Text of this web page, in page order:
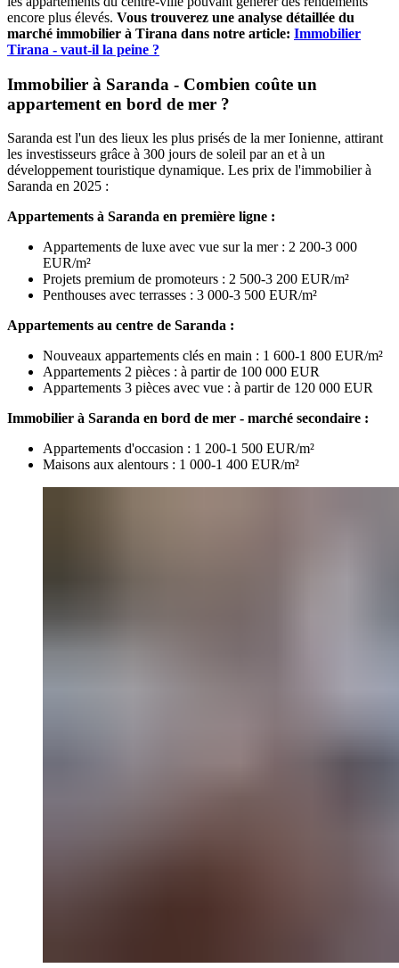
encore plus élevés. Vous trouverez une analyse détaillée du
marché immobilier à Tirana dans notre article: Immobilier
Tirana - vaut-il la peine ?
Immobilier à Saranda - Combien coûte un
appartement en bord de mer ?
Saranda est l'un des lieux les plus prisés de la mer Ionienne, attirant
les investisseurs grâce à 300 jours de soleil par an et à un
développement touristique dynamique. Les prix de l'immobilier à
Saranda en 2025 :
Appartements à Saranda en première ligne :
Appartements de luxe avec vue sur la mer : 2 200-3 000
EUR/m²
Projets premium de promoteurs : 2 500-3 200 EUR/m²
Penthouses avec terrasses : 3 000-3 500 EUR/m²
Appartements au centre de Saranda :
Nouveaux appartements clés en main : 1 600-1 800 EUR/m²
Appartements 2 pièces : à partir de 100 000 EUR
Appartements 3 pièces avec vue : à partir de 120 000 EUR
Immobilier à Saranda en bord de mer - marché secondaire :
Appartements d'occasion : 1 200-1 500 EUR/m²
Maisons aux alentours : 1 000-1 400 EUR/m²